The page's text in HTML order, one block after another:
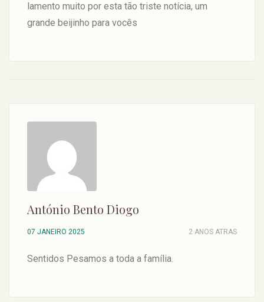
lamento muito por esta tão triste notícia, um
grande beijinho para vocês
António Bento Diogo
07 JANEIRO 2025 2 ANOS ATRAS
Sentidos Pesamos a toda a família.